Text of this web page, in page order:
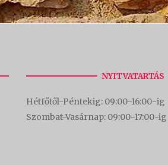
NYITVATARTÁS
Hétfőtől-Péntekig: 09:00-16:00-ig
Szombat-Vasárnap: 09:00-17:00-ig